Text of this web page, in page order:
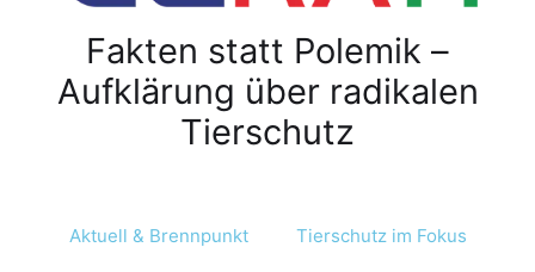
Fakten statt Polemik –
Aufklärung über radikalen
Tierschutz
Aktuell & Brennpunkt Tierschutz im Fokus